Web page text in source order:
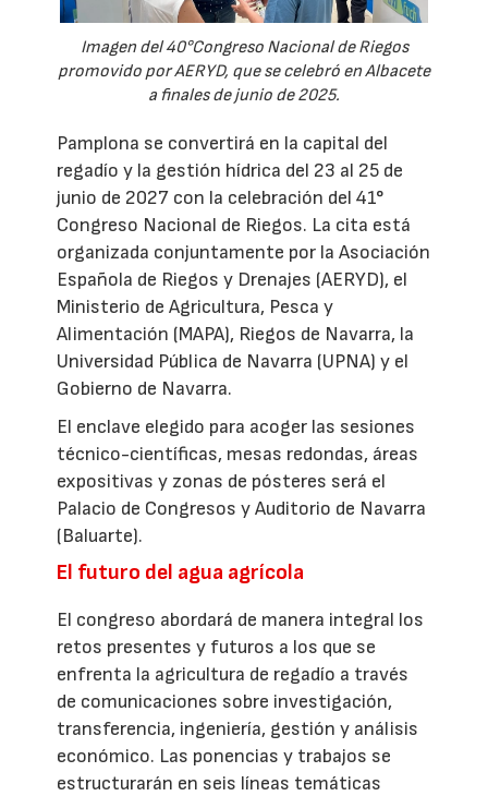
Imagen del 40°Congreso Nacional de Riegos
promovido por AERYD, que se celebró en Albacete
a finales de junio de 2025.
Pamplona se convertirá en la capital del
regadío y la gestión hídrica del 23 al 25 de
junio de 2027 con la celebración del 41°
Congreso Nacional de Riegos. La cita está
organizada conjuntamente por la Asociación
Española de Riegos y Drenajes (AERYD), el
Ministerio de Agricultura, Pesca y
Alimentación (MAPA), Riegos de Navarra, la
Universidad Pública de Navarra (UPNA) y el
Gobierno de Navarra.
El enclave elegido para acoger las sesiones
técnico-científicas, mesas redondas, áreas
expositivas y zonas de pósteres será el
Palacio de Congresos y Auditorio de Navarra
(Baluarte).
El futuro del agua agrícola
El congreso abordará de manera integral los
retos presentes y futuros a los que se
enfrenta la agricultura de regadío a través
de comunicaciones sobre investigación,
transferencia, ingeniería, gestión y análisis
económico. Las ponencias y trabajos se
estructurarán en seis líneas temáticas